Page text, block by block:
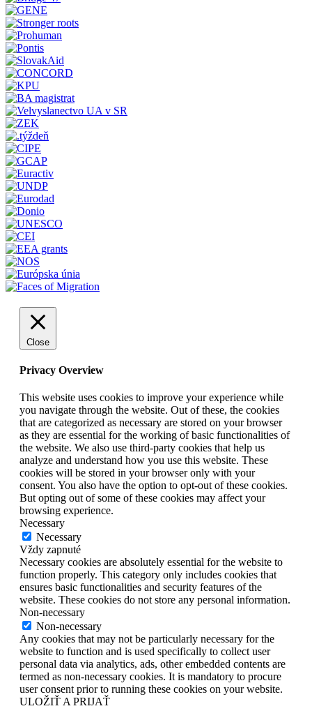
Close
Privacy Overview
This website uses cookies to improve your experience while
you navigate through the website. Out of these, the cookies
that are categorized as necessary are stored on your browser
as they are essential for the working of basic functionalities of
the website. We also use third-party cookies that help us
analyze and understand how you use this website. These
cookies will be stored in your browser only with your
consent. You also have the option to opt-out of these cookies.
But opting out of some of these cookies may affect your
browsing experience.
Necessary
Necessary
Vždy zapnuté
Necessary cookies are absolutely essential for the website to
function properly. This category only includes cookies that
ensures basic functionalities and security features of the
website. These cookies do not store any personal information.
Non-necessary
Non-necessary
Any cookies that may not be particularly necessary for the
website to function and is used specifically to collect user
personal data via analytics, ads, other embedded contents are
termed as non-necessary cookies. It is mandatory to procure
user consent prior to running these cookies on your website.
ULOŽIŤ A PRIJAŤ